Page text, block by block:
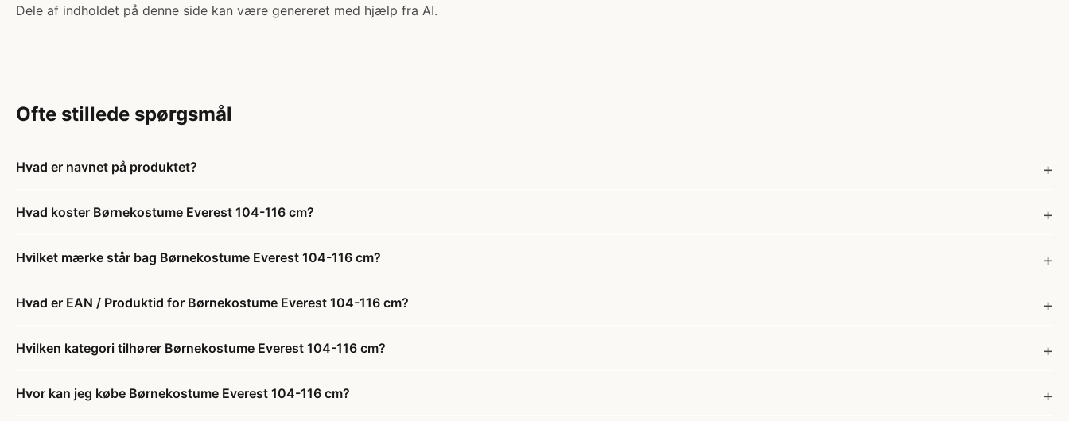
Dele af indholdet på denne side kan være genereret med hjælp fra AI.
Ofte stillede spørgsmål
Hvad er navnet på produktet?
Hvad koster Børnekostume Everest 104-116 cm?
Hvilket mærke står bag Børnekostume Everest 104-116 cm?
Hvad er EAN / Produktid for Børnekostume Everest 104-116 cm?
Hvilken kategori tilhører Børnekostume Everest 104-116 cm?
Hvor kan jeg købe Børnekostume Everest 104-116 cm?